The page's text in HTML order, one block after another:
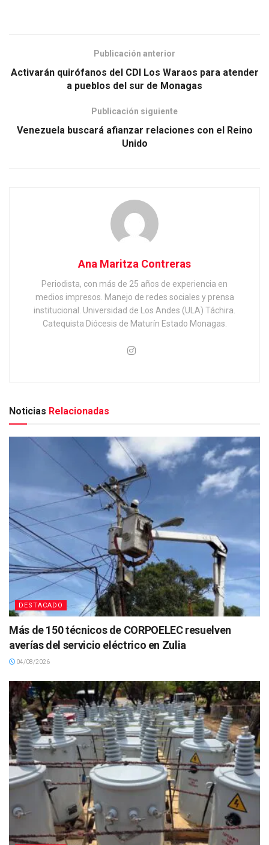
Publicación anterior
Activarán quirófanos del CDI Los Waraos para atender
a pueblos del sur de Monagas
Publicación siguiente
Venezuela buscará afianzar relaciones con el Reino
Unido
Ana Maritza Contreras
Periodista, con más de 25 años de experiencia en
medios impresos. Manejo de redes sociales y prensa
institucional. Universidad de Los Andes (ULA) Táchira.
Catequista Diócesis de Maturín Estado Monagas.
Noticias Relacionadas
DESTACADO
Más de 150 técnicos de CORPOELEC resuelven
averías del servicio eléctrico en Zulia
04/08/2026